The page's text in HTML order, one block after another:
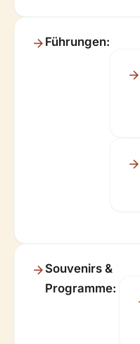
Führungen:
Souvenirs &
Programme: